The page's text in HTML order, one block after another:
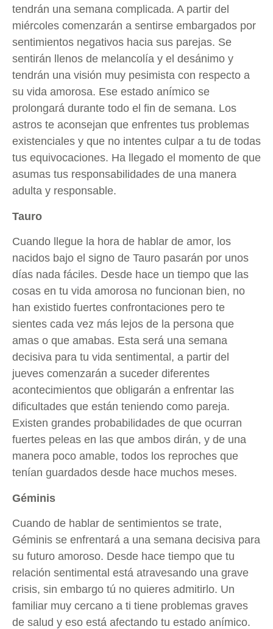
tendrán una semana complicada. A partir del
miércoles comenzarán a sentirse embargados por
sentimientos negativos hacia sus parejas. Se
sentirán llenos de melancolía y el desánimo y
tendrán una visión muy pesimista con respecto a
su vida amorosa. Ese estado anímico se
prolongará durante todo el fin de semana. Los
astros te aconsejan que enfrentes tus problemas
existenciales y que no intentes culpar a tu de todas
tus equivocaciones. Ha llegado el momento de que
asumas tus responsabilidades de una manera
adulta y responsable.
Tauro
Cuando llegue la hora de hablar de amor, los
nacidos bajo el signo de Tauro pasarán por unos
días nada fáciles. Desde hace un tiempo que las
cosas en tu vida amorosa no funcionan bien, no
han existido fuertes confrontaciones pero te
sientes cada vez más lejos de la persona que
amas o que amabas. Esta será una semana
decisiva para tu vida sentimental, a partir del
jueves comenzarán a suceder diferentes
acontecimientos que obligarán a enfrentar las
dificultades que están teniendo como pareja.
Existen grandes probabilidades de que ocurran
fuertes peleas en las que ambos dirán, y de una
manera poco amable, todos los reproches que
tenían guardados desde hace muchos meses.
Géminis
Cuando de hablar de sentimientos se trate,
Géminis se enfrentará a una semana decisiva para
su futuro amoroso. Desde hace tiempo que tu
relación sentimental está atravesando una grave
crisis, sin embargo tú no quieres admitirlo. Un
familiar muy cercano a ti tiene problemas graves
de salud y eso está afectando tu estado anímico.